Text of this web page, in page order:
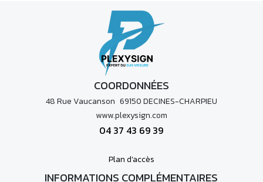
COORDONNÉES
48 Rue Vaucanson 69150 DECINES-CHARPIEU
www.plexysign.com
04 37 43 69 39
Plan d’accès
INFORMATIONS COMPLÉMENTAIRES